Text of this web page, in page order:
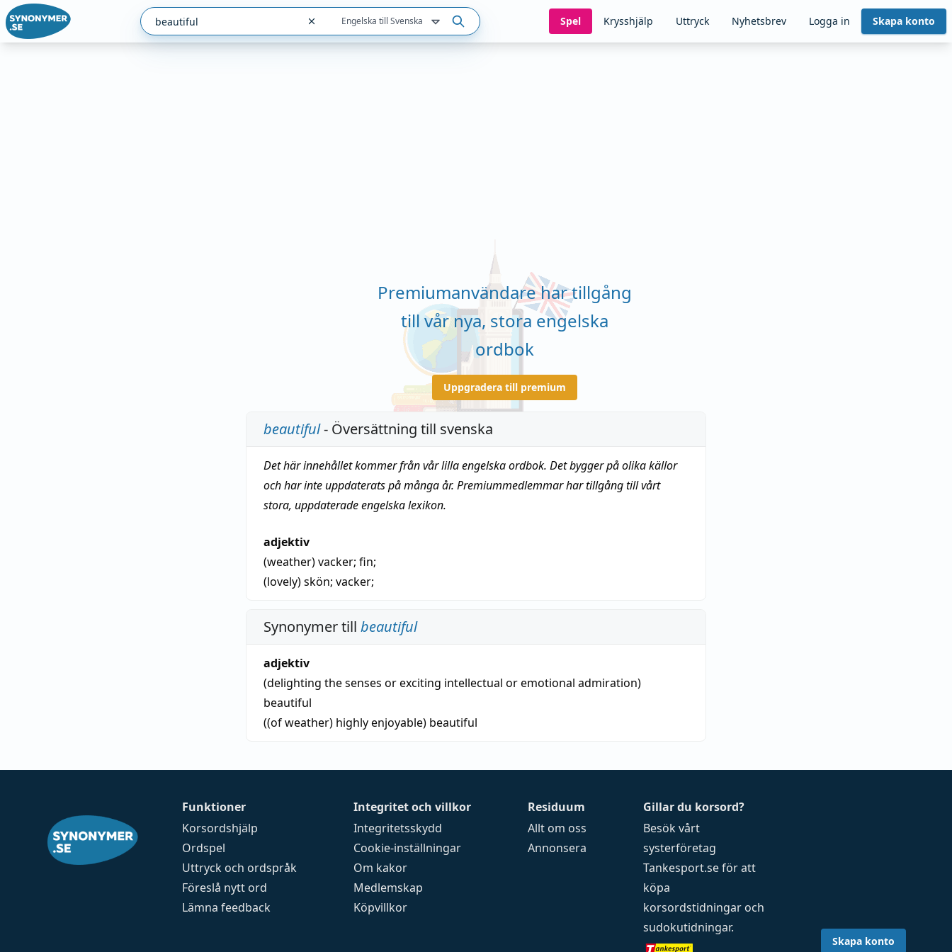
Engelska till Svenska Spel Krysshjälp Uttryck Nyhetsbrev Logga in Skapa konto
Premiumanvändare har tillgång
till vår nya, stora engelska
ordbok
Uppgradera till premium
beautiful- Översättning till svenska
Det här innehållet kommer från vår lilla engelska ordbok. Det bygger på olika källor
och har inte uppdaterats på många år. Premiummedlemmar har tillgång till vårt
stora, uppdaterade engelska lexikon.
adjektiv
(weather)vacker; fin;
(lovely)skön; vacker;
Synonymer till beautiful
adjektiv
(delighting the senses or exciting intellectual or emotional admiration)
beautiful
((of weather) highly enjoyable) beautiful
Funktioner
Korsordshjälp
Ordspel
Uttryck och ordspråk
Föreslå nytt ord
Lämna feedback
Integritet och villkor
Integritetsskydd
Cookie-inställningar
Om kakor
Medlemskap
Köpvillkor
Residuum
Allt om oss
Annonsera
Gillar du korsord?
Besök vårt
systerföretag
Tankesport.seför att
köpa
korsordstidningar och
sudokutidningar.
Skapa konto